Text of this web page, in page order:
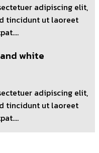
adipiscing elit,
tincidunt ut laoreet
white
adipiscing elit,
tincidunt ut laoreet